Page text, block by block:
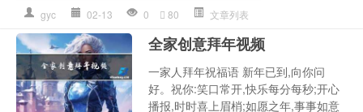
gyc 02-13 0 80 文章列表
全家创意拜年视频
一家人拜年祝福语 新年已到,向你问
好。祝你:笑口常开,快乐每分每秒;开心
播报,时时喜上眉梢;如愿之年,事事如意